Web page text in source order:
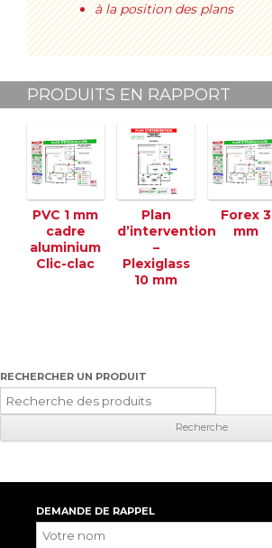
à la position des plans
PRODUITS EN RAPPORT
PVC 1 mm
cadre
aluminium
Clic-clac
Plan
d’intervention
–
Plexiglass
10 mm
Forex 3
mm
RECHERCHER UN PRODUIT
Recherche
pour
:
DEMANDE DE RAPPEL